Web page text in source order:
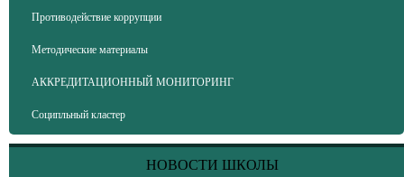
Противодействие коррупции
Методические материалы
АККРЕДИТАЦИОННЫЙ МОНИТОРИНГ
Соципльный кластер
НОВОСТИ ШКОЛЫ